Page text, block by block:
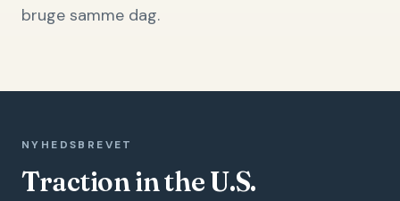
bruge samme dag.
NYHEDSBREVET
Traction in the U.S.